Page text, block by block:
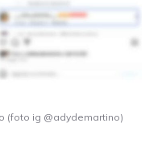
(foto ig @adydemartino)